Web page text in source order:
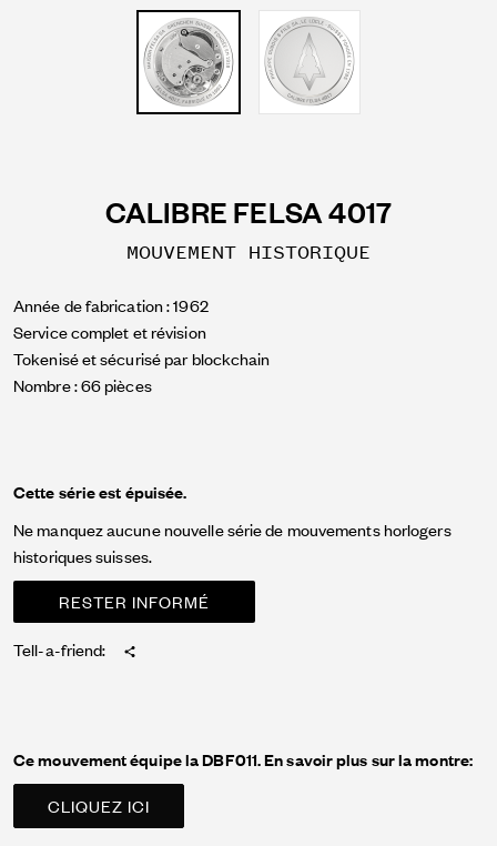
CALIBRE FELSA 4017
MOUVEMENT HISTORIQUE
Année de fabrication : 1962
Service complet et révision
Tokenisé et sécurisé par blockchain
Nombre : 66 pièces
Cette série est épuisée.
Ne manquez aucune nouvelle série de mouvements horlogers
historiques suisses.
RESTER INFORMÉ
Tell-a-friend:
Ce mouvement équipe la DBF011. En savoir plus sur la montre:
CLIQUEZ ICI